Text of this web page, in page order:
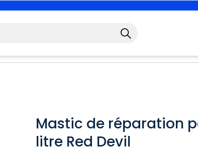
Mastic de réparation
litre Red Devil